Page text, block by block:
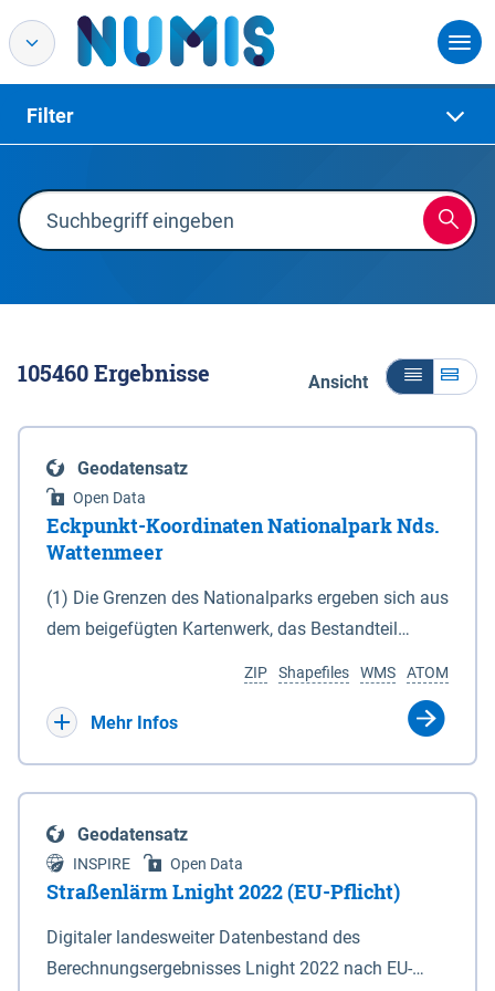
Filter
105460Ergebnisse Ansicht
Geodatensatz
Open Data
Eckpunkt-Koordinaten Nationalpark Nds.
Wattenmeer
(1) Die Grenzen des Nationalparks ergeben sich aus
dem beigefügten Kartenwerk, das Bestandteil
(DTK) im Maßstab 1 : 100 000 (Anlage 2), 2.
verkleinerte Amtliche Karte 1 : 5 000 (AK5) im
projizierte Koordinaten im Europäischen
Terrestrischen Referenzsystem 1989 (ETRS 89) mit
der Universalen Transversalen Mercator-Abbildung
bezogen auf die Zone 32 N (UTM 32N) dargestellt
(Anlage 4); Gleiches gilt für die geografischen
ATOM
WMS
Shapefiles
ZIP
Mehr Infos
Geodatensatz
INSPIRE Open Data
Straßenlärm Lnight 2022 (EU-Pflicht)
Digitaler landesweiter Datenbestand des
Berechnungsergebnisses Lnight 2022 nach EU-